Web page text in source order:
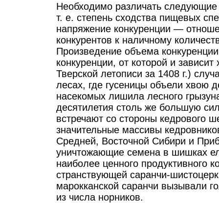
Необходимо различать
т. е. степень сходства пищевых
напряжение конкуренции —
конкурентов к наличному
Произведение объема
конкуренции, от которой и
Тверской летописи за 1408 г.)
лесах, где гусеницы объели хвою
насекомых лишила лесного
десятилетия столь же большую
встречают со стороны кедрового
значительные массивы
Средней, Восточной Сибири и
уничтожающие семена в шишках
наиболее ценного продуктивного
странствующей саранчи-
марокканской саранчи вызывали
из числа норников.